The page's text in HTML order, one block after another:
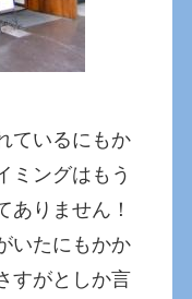
ているにもか
ミングはもう
ありません！
いたにもかか
すがとしか言